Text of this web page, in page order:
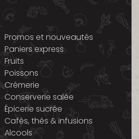
Promos et nouveautés
Paniers express
Fruits
Poissons
Crémerie
Conserverie salée
Épicerie sucrée
Cafés, thés & infusions
Alcools